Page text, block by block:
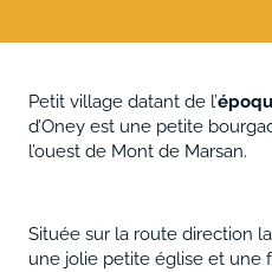
Petit village datant de l’
d’Oney est une petite
l’ouest de Mont de Marsan.
Située sur la route direction
une jolie petite église et une